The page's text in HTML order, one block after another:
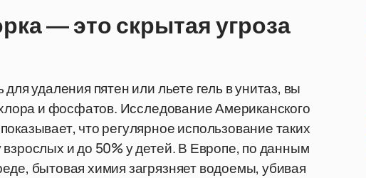
— это скрытая угроза
удаления пятен или льете гель в унитаз, вы
и фосфатов. Исследование Американского
что регулярное использование таких
и до 50% у детей. В Европе, по данным
бытовая химия загрязняет водоемы, убивая